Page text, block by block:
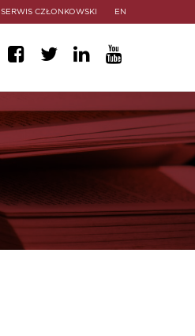
SERWIS CZŁONKOWSKI EN